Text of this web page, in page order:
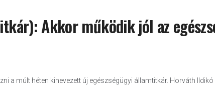
Akkor működik jól az
a múlt héten kinevezett új egészségügyi államtitkár. Horváth